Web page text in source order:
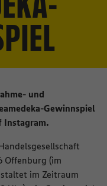
und
Gewinnspiel
Instagram.
Offenburg (im
im Zeitraum